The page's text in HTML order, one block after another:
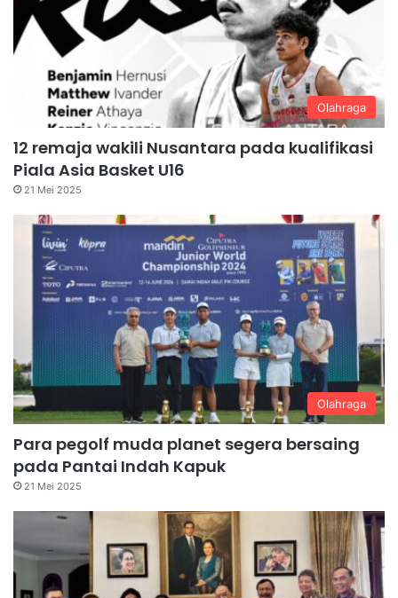
Olahraga
12 remaja wakili Nusantara pada kualifikasi
Piala Asia Basket U16
21 Mei 2025
Olahraga
Para pegolf muda planet segera bersaing
pada Pantai Indah Kapuk
21 Mei 2025